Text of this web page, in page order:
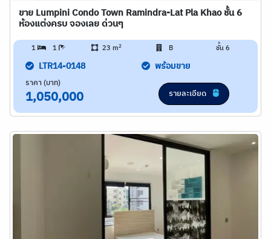
ขาย Lumpini Condo Town Ramindra-Lat Pla Khao ชั้น 6
ห้องแต่งครบ จองเลย ด่วนๆ
1 1 23 m2 B ชั้น 6
LTR14-0148 พร้อมขาย
ราคา (บาท)
1,050,000 รายละเอียด